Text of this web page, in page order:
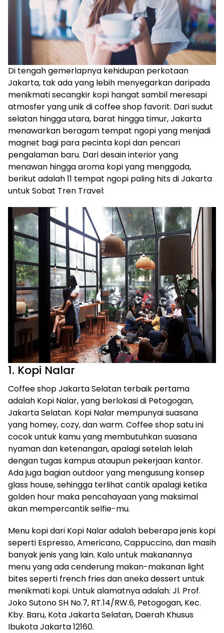
Di tengah gemerlapnya kehidupan perkotaan
Jakarta, tak ada yang lebih menyegarkan daripada
menikmati secangkir kopi hangat sambil meresapi
atmosfer yang unik di coffee shop favorit. Dari sudut
selatan hingga utara, barat hingga timur, Jakarta
menawarkan beragam tempat ngopi yang menjadi
magnet bagi para pecinta kopi dan pencari
pengalaman baru. Dari desain interior yang
menawan hingga aroma kopi yang menggoda,
berikut adalah 11 tempat ngopi paling hits di Jakarta
untuk Sobat Tren Travel:
1. Kopi Nalar
Coffee shop Jakarta Selatan terbaik pertama
adalah Kopi Nalar, yang berlokasi di Petogogan,
Jakarta Selatan. Kopi Nalar mempunyai suasana
yang homey, cozy, dan warm. Coffee shop satu ini
cocok untuk kamu yang membutuhkan suasana
nyaman dan ketenangan, apalagi setelah lelah
dengan tugas kampus ataupun pekerjaan kantor.
Ada juga bagian outdoor yang mengusung konsep
glass house, sehingga terlihat cantik apalagi ketika
golden hour maka pencahayaan yang maksimal
akan mempercantik selfie-mu.
Menu kopi dari Kopi Nalar adalah beberapa jenis kopi
seperti Espresso, Americano, Cappuccino, dan masih
banyak jenis yang lain. Kalo untuk makanannya
menu yang ada cenderung makan-makanan light
bites seperti french fries dan aneka dessert untuk
menikmati kopi. Untuk alamatnya adalah: Jl. Prof.
Joko Sutono SH No.7, RT.14/RW.6, Petogogan, Kec.
Kby. Baru, Kota Jakarta Selatan, Daerah Khusus
Ibukota Jakarta 12160.